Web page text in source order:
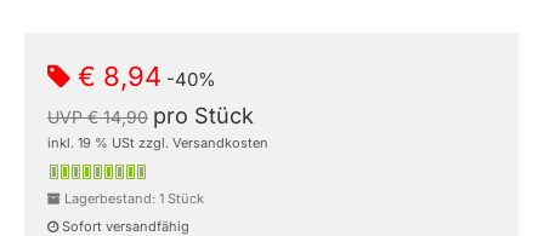
€ 8,94 -40%
UVP € 14,90 pro Stück
inkl. 19 % USt zzgl. Versandkosten
Lagerbestand: 1 Stück
Sofort versandfähig